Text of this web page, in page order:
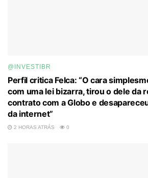
@INVESTIBR
Perfil critica Felca: “O cara
com uma lei bizarra, tirou o dele da
contrato com a Globo e
da internet”
2 HORAS ATRÁS 0